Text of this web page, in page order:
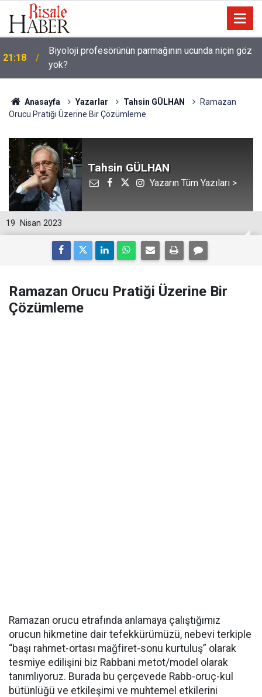
21:18
Biyoloji profesörünün parmağının ucunda niçin göz
yok?
Anasayfa Yazarlar Tahsin GÜLHAN
Ramazan
Orucu Pratiği Üzerine Bir Çözümleme
Tahsin GÜLHAN
Yazarın Tüm Yazıları >
19 Nisan 2023
Ramazan Orucu Pratiği Üzerine Bir
Çözümleme
Ramazan orucu etrafında anlamaya çalıştığımız
orucun hikmetine dair tefekkürümüzü, nebevi terkiple
“başı rahmet-ortası mağfiret-sonu kurtuluş” olarak
tesmiye edilişini biz Rabbani metot/model olarak
tanımlıyoruz. Burada bu çerçevede Rabb-oruç-kul
bütünlüğü ve etkileşimi ve muhtemel etkilerini